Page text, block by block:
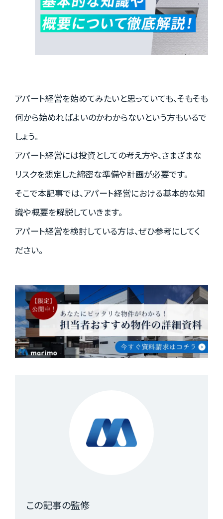
お客様の声
Q&A
資料請求はこちら
アパート経営を始めてみたいと思っていても、そもそも
何から始めればよいのかわからないという方もいるで
しょう。
アパート経営には投資としての考え方や、さまざまな
リスクを想定した綿密な準備や計画が必要です。
そこで本記事では、アパート経営における基本的な知
識や概要を解説していきます。
アパート経営を検討している方は、ぜひ参考にしてく
ださい。
この記事の監修